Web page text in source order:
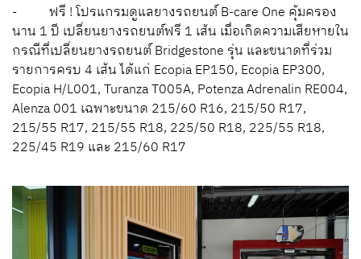
- ฟรี ! โปรแกรมดูแลยางรถยนต์ B-care One คุ้มครอง
นาน 1 ปี เปลี่ยนยางรถยนต์ฟรี 1 เส้น เมื่อเกิดความเสียหายใน
กรณีที่เปลี่ยนยางรถยนต์ Bridgestone รุ่น และขนาดที่ร่วม
รายการครบ 4 เส้น ได้แก่ Ecopia EP150, Ecopia EP300,
Ecopia H/L001, Turanza T005A, Potenza Adrenalin RE004,
Alenza 001 เฉพาะขนาด 215/60 R16, 215/50 R17,
215/55 R17, 215/55 R18, 225/50 R18, 225/55 R18,
225/45 R19 และ 215/60 R17